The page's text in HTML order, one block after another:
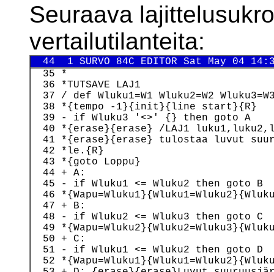
Seuraava
vertailutilanteita:
44  1 SURVO 84C EDITOR Sat May 04
  35 *
  36 *TUTSAVE LAJ1
37 / def Wluku1=W1 Wluku2=W2
  38 *{tempo -1}{init}{line start}{R}
  39 - if Wluku3 '<>' {} then goto A
40 *{erase}{erase} /LAJ1
41 *{erase}{erase} tulostaa luvut
  42 *le.{R}
  43 *{goto Loppu}
  44 + A:
  45 - if Wluku1 <= Wluku2 then goto B
46
  47 + B:
  48 - if Wluku2 <= Wluku3 then goto C
49
  50 + C:
  51 - if Wluku1 <= Wluku2 then goto D
52